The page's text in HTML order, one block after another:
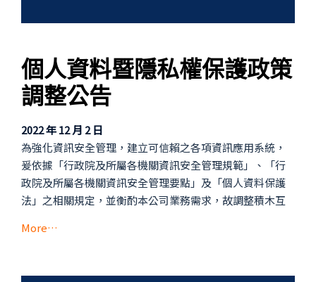
個人資料暨隱私權保護政策
調整公告
2022 年 12 月 2 日
為強化資訊安全管理，建立可信賴之各項資訊應用系統，
爰依據「行政院及所屬各機關資訊安全管理規範」、「行
政院及所屬各機關資訊安全管理要點」及「個人資料保護
法」之相關規定，並衡酌本公司業務需求，故調整積木互
More…